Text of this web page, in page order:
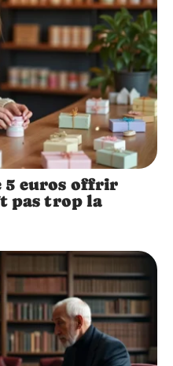
5 euros offrir
pas trop la